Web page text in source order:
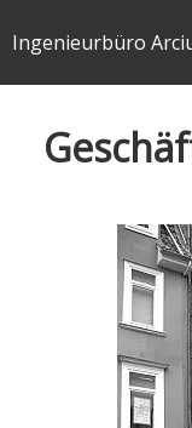
Ingenieurbüro